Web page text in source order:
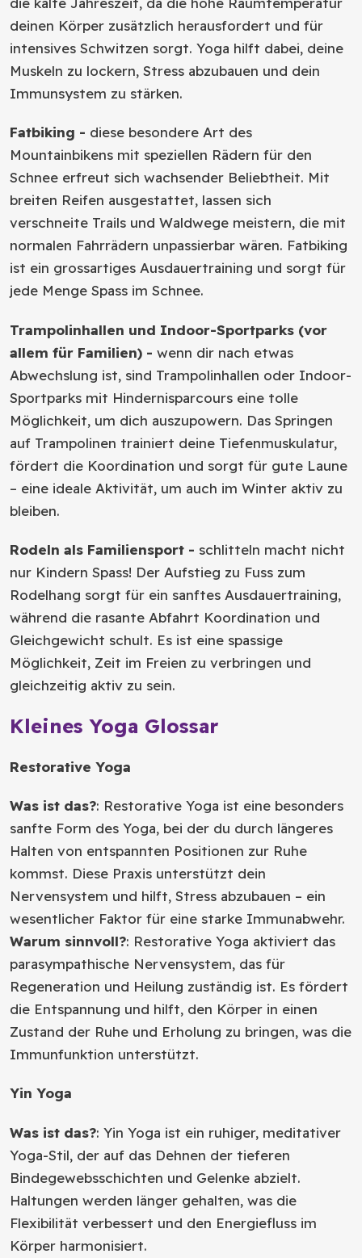
deinen Körper zusätzlich herausfordert und für
intensives Schwitzen sorgt. Yoga hilft dabei, deine
Muskeln zu lockern, Stress abzubauen und dein
Immunsystem zu stärken.
Fatbiking - diese besondere Art des
Mountainbikens mit speziellen Rädern für den
Schnee erfreut sich wachsender Beliebtheit. Mit
breiten Reifen ausgestattet, lassen sich
verschneite Trails und Waldwege meistern, die mit
normalen Fahrrädern unpassierbar wären. Fatbiking
ist ein grossartiges Ausdauertraining und sorgt für
jede Menge Spass im Schnee.
Trampolinhallen und Indoor-Sportparks (vor
allem für Familien) - wenn dir nach etwas
Abwechslung ist, sind Trampolinhallen oder Indoor-
Sportparks mit Hindernisparcours eine tolle
Möglichkeit, um dich auszupowern. Das Springen
auf Trampolinen trainiert deine Tiefenmuskulatur,
fördert die Koordination und sorgt für gute Laune
– eine ideale Aktivität, um auch im Winter aktiv zu
bleiben.
Rodeln als Familiensport - schlitteln macht nicht
nur Kindern Spass! Der Aufstieg zu Fuss zum
Rodelhang sorgt für ein sanftes Ausdauertraining,
während die rasante Abfahrt Koordination und
Gleichgewicht schult. Es ist eine spassige
Möglichkeit, Zeit im Freien zu verbringen und
gleichzeitig aktiv zu sein.
Kleines Yoga Glossar
Restorative Yoga
Was ist das?: Restorative Yoga ist eine besonders
sanfte Form des Yoga, bei der du durch längeres
Halten von entspannten Positionen zur Ruhe
kommst. Diese Praxis unterstützt dein
Nervensystem und hilft, Stress abzubauen – ein
wesentlicher Faktor für eine starke Immunabwehr.
Warum sinnvoll?: Restorative Yoga aktiviert das
parasympathische Nervensystem, das für
Regeneration und Heilung zuständig ist. Es fördert
die Entspannung und hilft, den Körper in einen
Zustand der Ruhe und Erholung zu bringen, was die
Immunfunktion unterstützt.
Yin Yoga
Was ist das?: Yin Yoga ist ein ruhiger, meditativer
Yoga-Stil, der auf das Dehnen der tieferen
Bindegewebsschichten und Gelenke abzielt.
Haltungen werden länger gehalten, was die
Flexibilität verbessert und den Energiefluss im
Körper harmonisiert.